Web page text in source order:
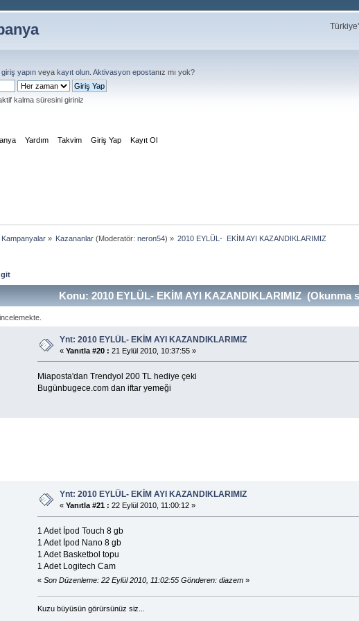
giriş yapın veya kayıt olun Aktivasyon epostanız mı yok?
kalma süresini giriniz
Yardım Takvim Giriş Yap Kayıt Ol
Kampanyalar» Kazananlar(Moderatör: neron54) » 2010 EYLÜL-  EKİM AYI KAZANDIKLARIMIZ
git
Konu: 2010 EYLÜL- EKİM AYI KAZANDIKLARIMIZ (Okunma
Ynt: 2010 EYLÜL- EKİM AYI KAZANDIKLARIMIZ
« Yanıtla #20 : 21 Eylül 2010, 10:37:55 »
Miaposta'dan Trendyol 200 TL hediye çeki
Bugünbugece.com dan iftar yemeği
Ynt: 2010 EYLÜL- EKİM AYI KAZANDIKLARIMIZ
« Yanıtla #21 : 22 Eylül 2010, 11:00:12 »
1 Adet İpod Touch 8 gb
1 Adet İpod Nano 8 gb
1 Adet Basketbol topu
1 Adet Logitech Cam
« Son Düzenleme: 22 Eylül 2010, 11:02:55 Gönderen: diazem»
Kuzu büyüsün görürsünüz siz...